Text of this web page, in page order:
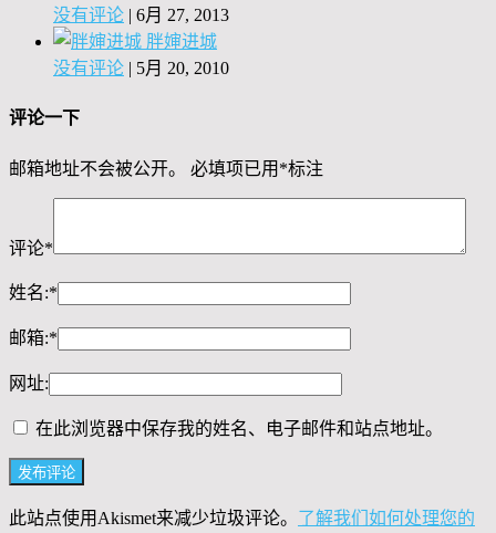
没有评论 | 6月 27, 2013
胖婶进城
没有评论 | 5月 20, 2010
评论一下
邮箱地址不会被公开。 必填项已用 *标注
评论*
姓名:*
邮箱:*
网址:
在此浏览器中保存我的姓名、电子邮件和站点地址。
此站点使用Akismet来减少垃圾评论。 了解我们如何处理您的